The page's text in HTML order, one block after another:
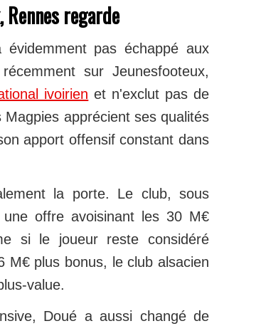
regarde
pas échappé aux
sur Jeunesfooteux,
ivoirien et n'exclut pas de
apprécient ses qualités
apport offensif constant dans
la porte. Le club, sous
une offre avoisinant les 30 M€
si le joueur reste considéré
M€ plus bonus, le club alsacien
value.
Doué a aussi changé de